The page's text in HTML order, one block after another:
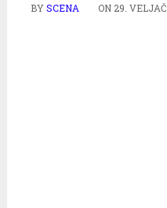
BYSCENA ON 29.